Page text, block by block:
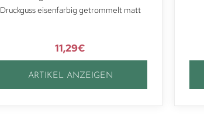
Druckguss eisenfarbig getrommelt matt
11,29€
ARTIKEL ANZEIGEN